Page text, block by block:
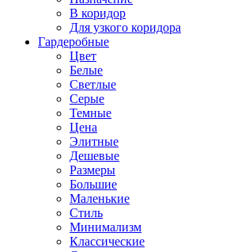
В коридор
Для узкого коридора
Гардеробные
Цвет
Белые
Светлые
Серые
Темные
Цена
Элитные
Дешевые
Размеры
Большие
Маленькие
Стиль
Минимализм
Классические